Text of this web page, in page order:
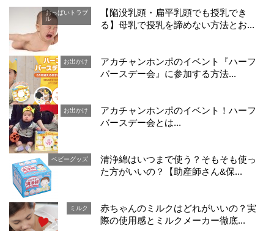
おっぱいトラブ
ル
【陥没乳頭・扁平乳頭でも授乳でき
る】母乳で授乳を諦めない方法とお...
お出かけ
アカチャンホンポのイベント『ハーフ
バースデー会』に参加する方法...
お出かけ
アカチャンホンポのイベント！ハーフ
バースデー会とは...
ベビーグッズ
清浄綿はいつまで使う？そもそも使っ
た方がいいの？【助産師さん&保...
ミルク
赤ちゃんのミルクはどれがいいの？実
際の使用感とミルクメーカー徹底...